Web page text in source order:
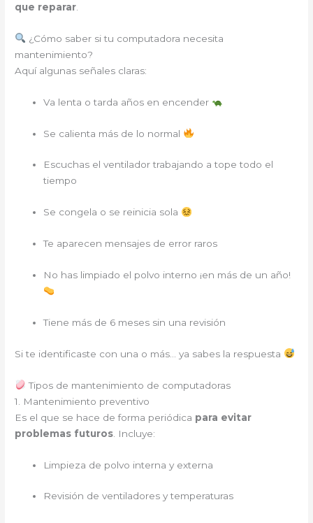
que reparar
¿Cómo saber si tu computadora necesita
mantenimiento?
Aquí algunas señales claras:
Va lenta o tarda años en encender
Se calienta más de lo normal
Escuchas el ventilador trabajando a tope todo el
tiempo
Se congela o se reinicia sola
Te aparecen mensajes de error raros
No has limpiado el polvo interno ¡en más de un año!
Tiene más de 6 meses sin una revisión
Si te identificaste con una o más… ya sabes la respuesta
Tipos de mantenimiento de computadoras
1. Mantenimiento preventivo
Es el que se hace de forma periódica para evitar
problemas futuros . Incluye:
Limpieza de polvo interna y externa
Revisión de ventiladores y temperaturas